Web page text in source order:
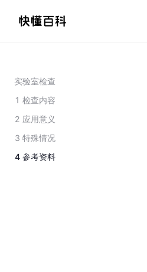
实验室检查
1 检查内容
2 应用意义
3 特殊情况
4 参考资料